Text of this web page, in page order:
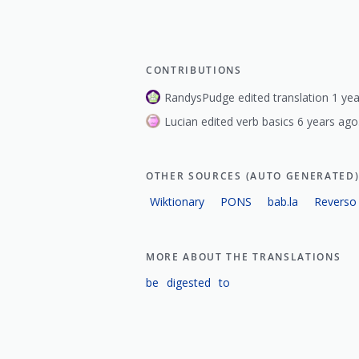
CONTRIBUTIONS
RandysPudge edited translation 1
Lucian edited verb basics 6 years ago.
OTHER SOURCES (AUTO GENERATED)
Wiktionary PONS bab.la Reverso
MORE ABOUT THE TRANSLATIONS
be digested to